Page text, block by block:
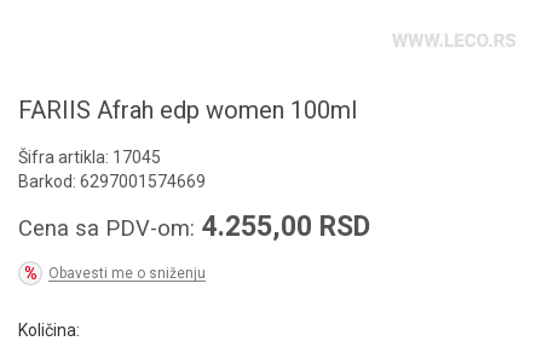
FARIIS Afrah edp women 100ml
Šifra artikla: 17045
Barkod: 6297001574669
Cena sa PDV-om: 4.255,00 RSD
Obavesti me o sniženju
Količina: